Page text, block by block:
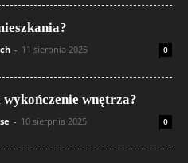
- 11 sierpnia 2025 0
wnętrza?
- 10 sierpnia 2025 0